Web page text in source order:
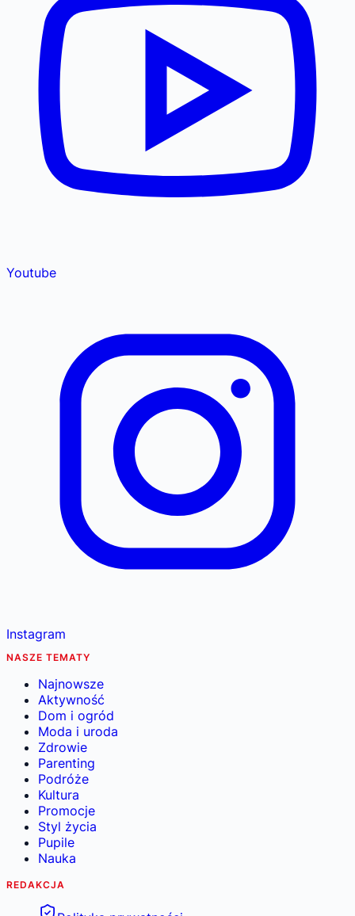
Youtube
Instagram
NASZE TEMATY
Najnowsze
Aktywność
Dom i ogród
Moda i uroda
Zdrowie
Parenting
Podróże
Kultura
Promocje
Styl życia
Pupile
Nauka
REDAKCJA